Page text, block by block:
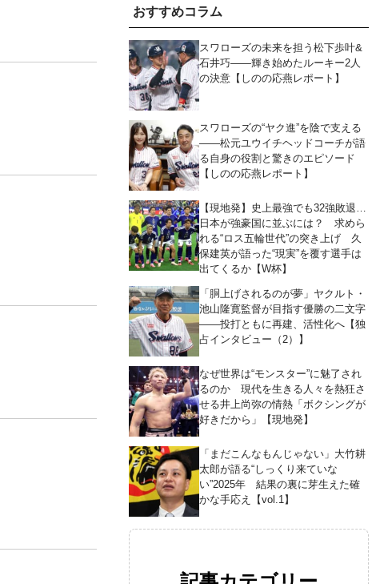
おすすめコラム
スワローズの未来を担う松下歩叶&
石井巧――輝き始めたルーキー2人
の決意【しのの応燕レポート】
スワローズの“ヤク進”を陰で支える
――松元ユウイチヘッドコーチが語
る自身の役割と驚きのエピソード
【しのの応燕レポート】
【現地発】史上最強でも32強敗退…
日本が強豪国に並ぶには？ 求めら
れる“ロス五輪世代”の突き上げ 久
保建英が語った“現実”を覆す選手は
出てくるか【W杯】
「胴上げされるのが夢」ヤクルト・
池山隆寛監督が目指す優勝の二文字
――投打ともに再建、活性化へ【独
占インタビュー（2）】
なぜ世界は“モンスター”に魅了され
るのか 現代を生きる人々を熱狂さ
せる井上尚弥の情熱「ボクシングが
好きだから」【現地発】
「まだこんなもんじゃない」大竹耕
太郎が語る“しっくり来ていな
い”2025年 結果の裏に芽生えた確
かな手応え【vol.1】